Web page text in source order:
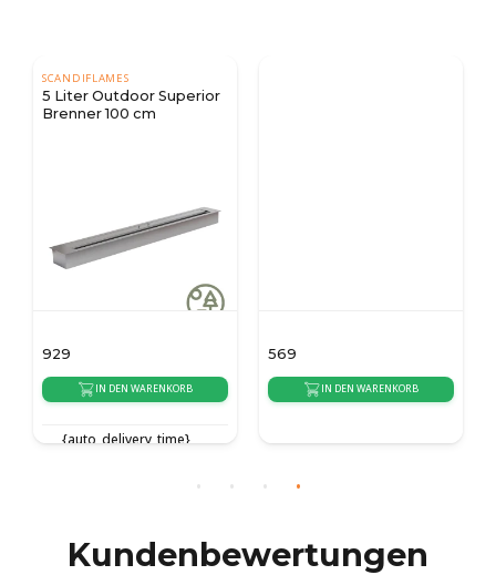
SCANDIFLAMES
5 Liter Outdoor Superior
Brenner 100 cm
929
IN DEN WARENKORB
{auto_delivery_time}
569
IN DEN WARENKORB
Kundenbewertungen